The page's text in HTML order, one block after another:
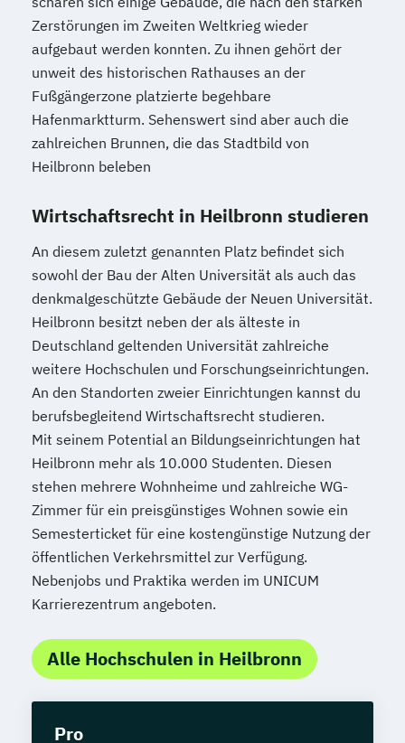
Zerstörungen im Zweiten Weltkrieg wieder
aufgebaut werden konnten. Zu ihnen gehört der
unweit des historischen Rathauses an der
Fußgängerzone platzierte begehbare
Hafenmarktturm. Sehenswert sind aber auch die
zahlreichen Brunnen, die das Stadtbild von
Heilbronn beleben
Wirtschaftsrecht in Heilbronn studieren
An diesem zuletzt genannten Platz befindet sich
sowohl der Bau der Alten Universität als auch das
denkmalgeschützte Gebäude der Neuen Universität.
Heilbronn besitzt neben der als älteste in
Deutschland geltenden Universität zahlreiche
weitere Hochschulen und Forschungseinrichtungen.
An den Standorten zweier Einrichtungen kannst du
berufsbegleitend Wirtschaftsrecht studieren.
Mit seinem Potential an Bildungseinrichtungen hat
Heilbronn mehr als 10.000 Studenten. Diesen
stehen mehrere Wohnheime und zahlreiche WG-
Zimmer für ein preisgünstiges Wohnen sowie ein
Semesterticket für eine kostengünstige Nutzung der
öffentlichen Verkehrsmittel zur Verfügung.
Nebenjobs und Praktika werden im UNICUM
Karrierezentrum angeboten.
Alle Hochschulen in Heilbronn
Pro